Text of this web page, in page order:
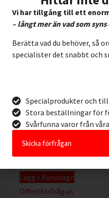
Cab Etikettdispenser
HS60
5.395,00kr Exkl. moms
Lägg I Kundvagn
Offertförfrågan
Vi har tillgång till ett
– långt mer än vad som
Berätta vad du behöver, så
specialister det snabbt och
Specialprodukter och
Stora beställningar för
Svårfunna varor från
Skicka förfrågan